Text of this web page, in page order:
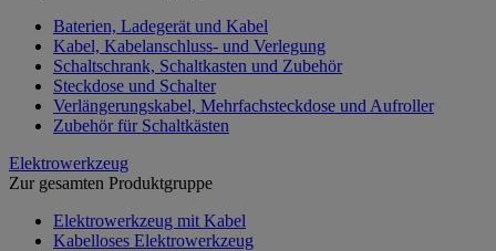
Baterien, Ladegerät und Kabel
Kabel, Kabelanschluss- und Verlegung
Schaltschrank, Schaltkasten und Zubehör
Steckdose und Schalter
Verlängerungskabel, Mehrfachsteckdose und Aufroller
Zubehör für Schaltkästen
Elektrowerkzeug
Zur gesamten Produktgruppe
Elektrowerkzeug mit Kabel
Kabelloses Elektrowerkzeug